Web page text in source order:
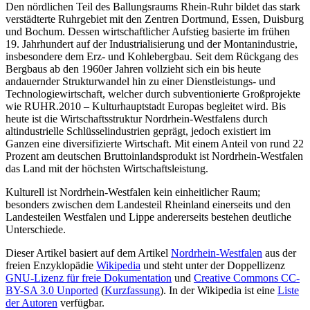
Den nördlichen Teil des Ballungsraums Rhein-Ruhr bildet das stark
verstädterte Ruhrgebiet mit den Zentren Dortmund, Essen, Duisburg
und Bochum. Dessen wirtschaftlicher Aufstieg basierte im frühen
19. Jahrhundert auf der Industrialisierung und der Montanindustrie,
insbesondere dem Erz- und Kohlebergbau. Seit dem Rückgang des
Bergbaus ab den 1960er Jahren vollzieht sich ein bis heute
andauernder Strukturwandel hin zu einer Dienstleistungs- und
Technologiewirtschaft, welcher durch subventionierte Großprojekte
wie RUHR.2010 – Kulturhauptstadt Europas begleitet wird. Bis
heute ist die Wirtschaftsstruktur Nordrhein-Westfalens durch
altindustrielle Schlüsselindustrien geprägt, jedoch existiert im
Ganzen eine diversifizierte Wirtschaft. Mit einem Anteil von rund 22
Prozent am deutschen Bruttoinlandsprodukt ist Nordrhein-Westfalen
das Land mit der höchsten Wirtschaftsleistung.
Kulturell ist Nordrhein-Westfalen kein einheitlicher Raum;
besonders zwischen dem Landesteil Rheinland einerseits und den
Landesteilen Westfalen und Lippe andererseits bestehen deutliche
Unterschiede.
Dieser Artikel basiert auf dem Artikel Nordrhein-Westfalen aus der
freien Enzyklopädie Wikipedia und steht unter der Doppellizenz
GNU-Lizenz für freie Dokumentation und Creative Commons CC-
BY-SA 3.0 Unported (Kurzfassung). In der Wikipedia ist eine Liste
der Autoren verfügbar.